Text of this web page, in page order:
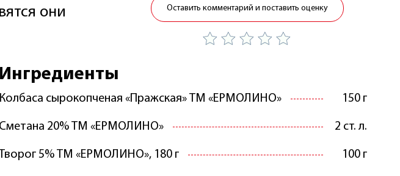
они
Оставить комментарий и поставить оценку
Ингредиенты
Колбаса сырокопченая «Пражская» ТМ «ЕРМОЛИНО» 150 г
Сметана 20% ТМ «ЕРМОЛИНО» 2 ст. л.
Творог 5% ТМ «ЕРМОЛИНО», 180 г 100 г